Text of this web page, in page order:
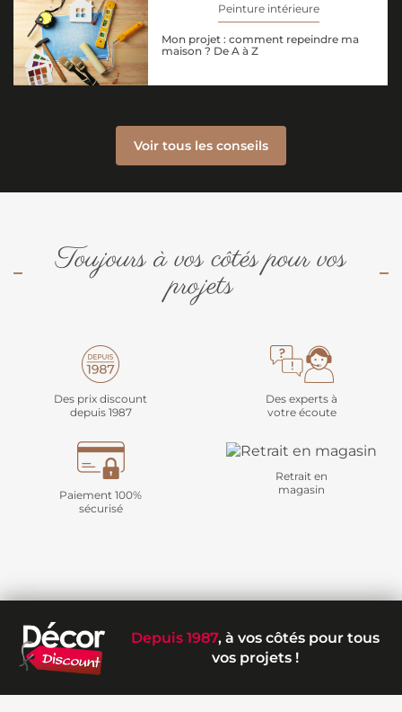
Peinture intérieure
Mon projet : comment repeindre ma
maison ? De A à Z
Voir tous les conseils
Toujours à vos côtés pour vos
projets
Des prix discount
depuis 1987
Des experts à
votre écoute
Paiement 100%
sécurisé
Retrait en
magasin
Depuis 1987, à vos côtés pour tous
vos projets !